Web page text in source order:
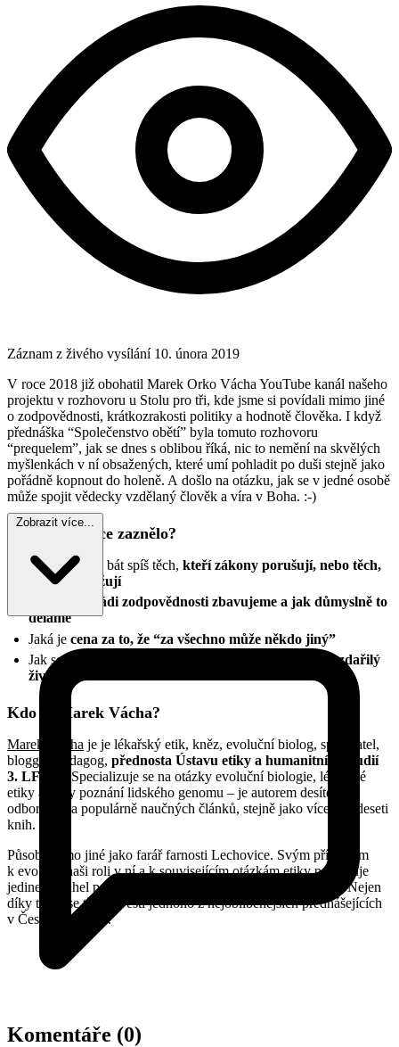
Záznam z živého vysílání 10. února 2019
V roce 2018 již obohatil Marek Orko Vácha YouTube kanál našeho
projektu v rozhovoru u Stolu pro tři, kde jsme si povídali mimo jiné
o zodpovědnosti, krátkozrakosti politiky a hodnotě člověka. I když
přednáška “Společenstvo obětí” byla tomuto rozhovoru
“prequelem”, jak se dnes s oblibou říká, nic to nemění na skvělých
myšlenkách v ní obsažených, které umí pohladit po duši stejně jako
pořádně kopnout do holeně. A došlo na otázku, jak se v jedné osobě
může spojit vědecky vzdělaný člověk a víra v Boha. :-)
Co v přednášce zaznělo?
Zda se máme bát spíš těch, kteří zákony porušují, nebo těch,
kdo je dodržují
rádi zodpovědnosti zbavujeme a jak důmyslně to
děláme
Jaká je cena za to, že “za všechno může někdo jiný”
Jak se má člověk postavit k zodpovědnosti,
aby prožil zdařilý
život
Kdo je Marek Vácha?
Marek Vácha je je lékařský etik, kněz, evoluční biolog, spisovatel,
blogger, pedagog, přednosta Ústavu etiky a humanitních studií
3. LF U
K. Specializuje se na otázky evoluční biologie, lékařské
etiky a etiky poznání lidského genomu – je autorem desítek
odborných a populárně naučných článků, stejně jako více než deseti
knih.
Působí mimo jiné jako farář farnosti Lechovice. Svým přístupem
k evoluci, naši roli v ní a k souvisejícím otázkám etiky poskytuje
jedinečný úhel pohledu na otázku “Kdo je vlastně člověk?”. Nejen
díky tomu se těší pověsti jednoho z nejoblíbenějších přednášejících
v České republice.
Zobrazit více...
Komentáře (0)